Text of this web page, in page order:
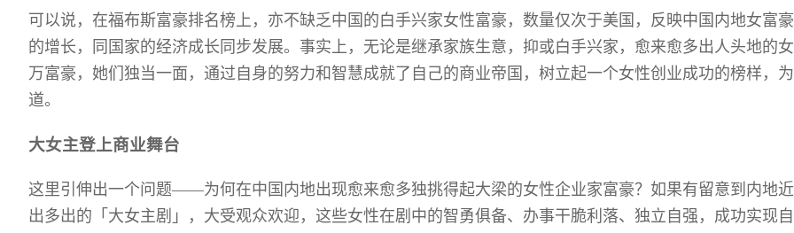
可以说，在福布斯富豪排名榜上，亦不缺乏中国的白手兴家女性富豪，数量仅次于美国，反映中国内地女富
的增长，同国家的经济成长同步发展。事实上，无论是继承家族生意，抑或白手兴家，愈来愈多出人头地的
万富豪，她们独当一面，通过自身的努力和智慧成就了自己的商业帝国，树立起一个女性创业成功的榜样，
道。
大女主登上商业舞台
这里引伸出一个问题——为何在中国内地出现愈来愈多独挑得起大梁的女性企业家富豪？如果有留意到内地
出多出的「大女主剧」，大受观众欢迎，这些女性在剧中的智勇俱备、办事干脆利落、独立自强，成功实现自